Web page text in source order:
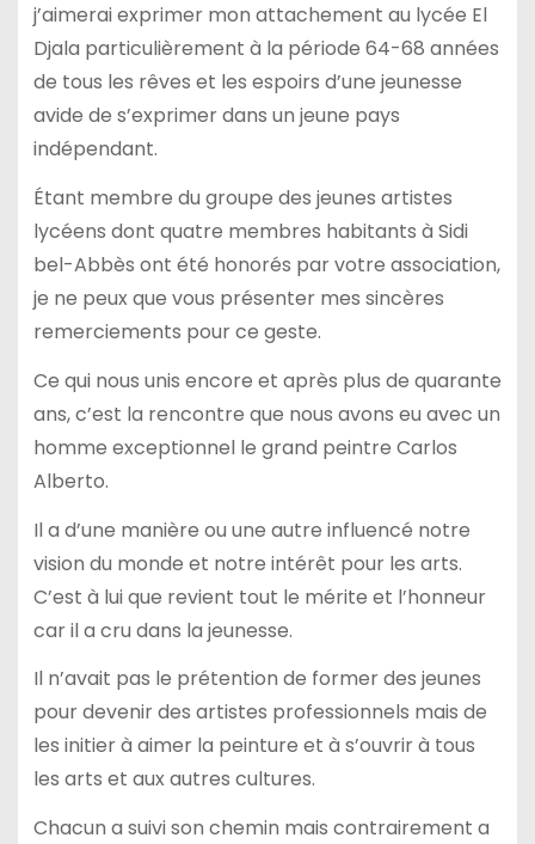
j’aimerai exprimer mon attachement au lycée El
Djala particulièrement à la période 64-68 années
de tous les rêves et les espoirs d’une jeunesse
avide de s’exprimer dans un jeune pays
indépendant.
Étant membre du groupe des jeunes artistes
lycéens dont quatre membres habitants à Sidi
bel-Abbès ont été honorés par votre association,
je ne peux que vous présenter mes sincères
remerciements pour ce geste.
Ce qui nous unis encore et après plus de quarante
ans, c’est la rencontre que nous avons eu avec un
homme exceptionnel le grand peintre Carlos
Alberto.
Il a d’une manière ou une autre influencé notre
vision du monde et notre intérêt pour les arts.
C’est à lui que revient tout le mérite et l’honneur
car il a cru dans la jeunesse.
Il n’avait pas le prétention de former des jeunes
pour devenir des artistes professionnels mais de
les initier à aimer la peinture et à s’ouvrir à tous
les arts et aux autres cultures.
Chacun a suivi son chemin mais contrairement a